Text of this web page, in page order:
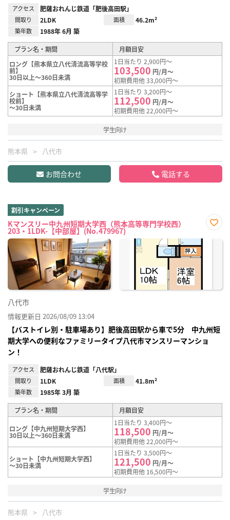
アクセス 肥薩おれんじ鉄道「肥後高田駅」
間取り 2LDK 面積 46.2m²
築年数 1988年 6月 築
プラン名・期間
月額目安
ロング【熊本県立八代清流高等学校
前】
30日以上～360日未満
1日当たり 2,900円～
103,500 円/月～
初期費用他 33,000円～
ショート【熊本県立八代清流高等学
校前】
～30日未満
1日当たり 3,200円～
112,500 円/月～
初期費用他 22,000円～
学生向け
熊本県 八代市
お問合わせ 電話する
割引キャンペーン
Kマンスリー中九州短期大学西（熊本高等専門学校西）
203・1LDK-【中部屋】(No.479967)
に入
八代市
情報更新日 2026/08/09 13:04
【バストイレ別・駐車場あり】肥後高田駅から車で5分 中九州短
期大学への便利なファミリータイプ八代市マンスリーマンショ
ン！
アクセス 肥薩おれんじ鉄道「八代駅」
間取り 1LDK 面積 41.8m²
築年数 1985年 3月 築
プラン名・期間 月額目安
ロング【中九州短期大学西】
30日以上～360日未満
1日当たり 3,400円～
118,500 円/月～
初期費用他 22,000円～
ショート【中九州短期大学西】
～30日未満
1日当たり 3,500円～
121,500 円/月～
初期費用他 16,500円～
学生向け
熊本県 八代市